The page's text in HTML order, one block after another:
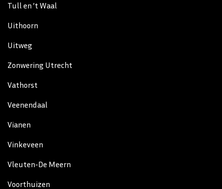
Tull en ’t Waal
Uithoorn
Uitweg
Zonwering Utrecht
Vathorst
Veenendaal
Vianen
Vinkeveen
Vleuten-De Meern
Voorthuizen